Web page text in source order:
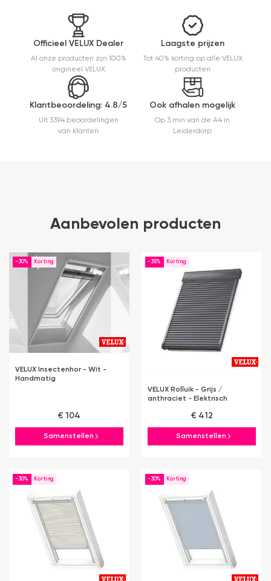
en kreukt
Officieel VELUX Dealer
Al onze producten zijn 100%
origineel VELUX
Laagste prijzen
Tot 40% korting op alle VELUX
producten
Klantbeoordeling: 4.8/5
Uit 3394 beoordelingen
van klanten
Ook afhalen mogelijk
Op 3 min van de A4 in
Leiderdorp
Aanbevolen producten
-30%
VELUX Insectenhor - Wit -
Handmatig
€ 104
Samenstellen
-35%
VELUX Rolluik - Grijs /
anthraciet - Elektrisch
€ 412
Samenstellen
-30% -30%